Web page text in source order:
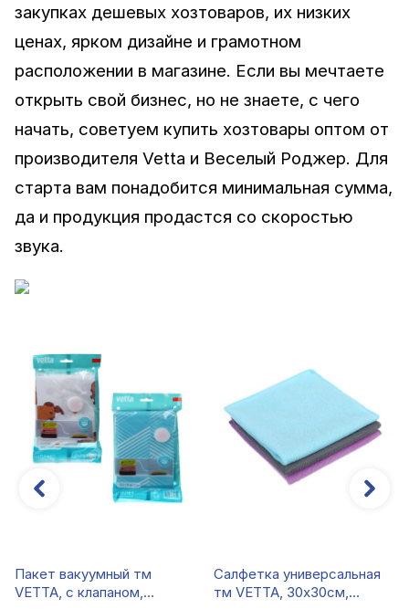
закупках дешевых хозтоваров, их низких
ценах, ярком дизайне и грамотном
расположении в магазине. Если вы мечтаете
открыть свой бизнес, но не знаете, с чего
начать, советуем купить хозтовары оптом от
производителя Vetta и Веселый Роджер. Для
старта вам понадобится минимальная сумма,
да и продукция продастся со скоростью
звука.
Пакет вакуумный тм
VETTA, с клапаном,
Салфетка универсальная
тм VETTA, 30х30см,